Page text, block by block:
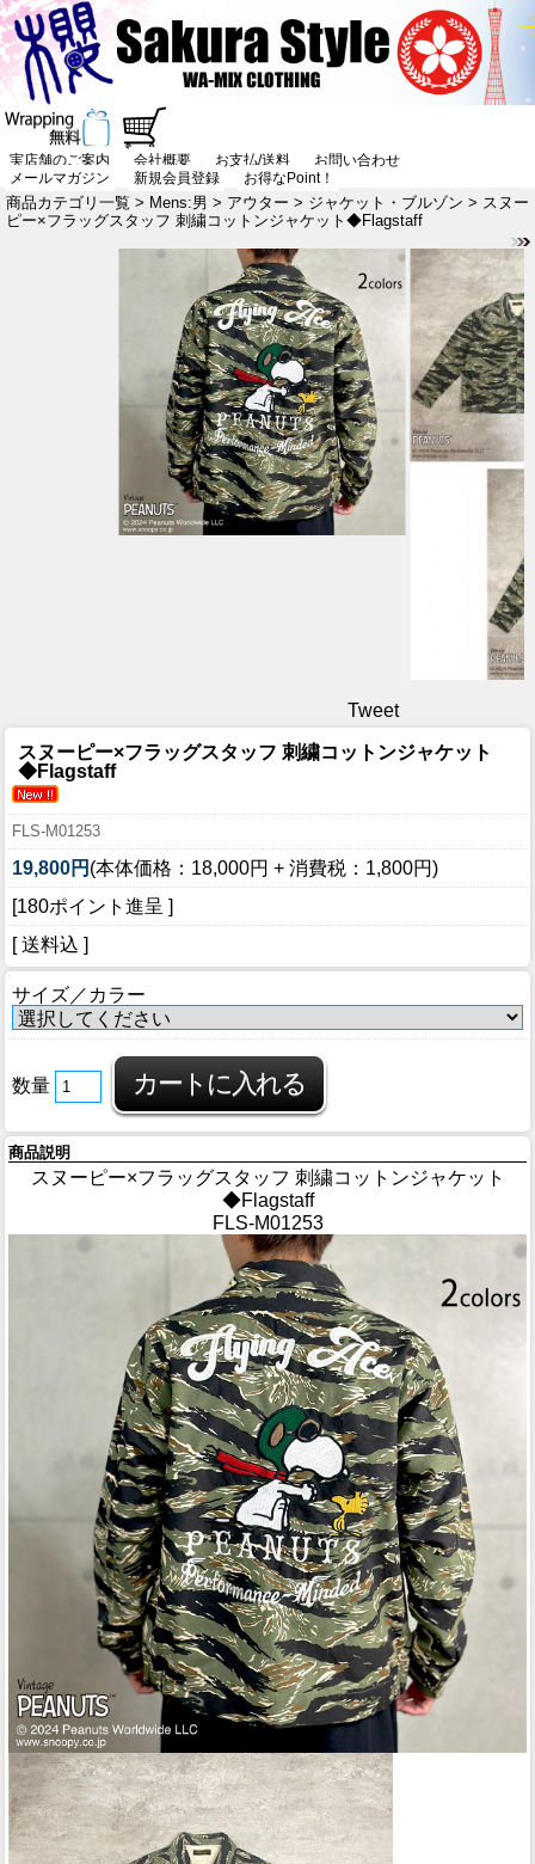
実店舗のご案内 会社概要 お支払/送料
お問い合わせ
メールマガジン
新規会員登録 お得なPoint！
商品カテゴリ一覧 > Mens:男 > アウター > ジャケット・ブルゾン > スヌー
ピー×フラッグスタッフ 刺繍コットンジャケット◆Flagstaff
Tweet
スヌーピー×フラッグスタッフ 刺繍コットンジャケット
◆Flagstaff
FLS-M01253
19,800円 (本体価格：18,000円 + 消費税：1,800円)
[180ポイント進呈 ]
[ 送料込 ]
サイズ／カラー
数量
商品説明
スヌーピー×フラッグスタッフ 刺繍コットンジャケット
◆Flagstaff
FLS-M01253